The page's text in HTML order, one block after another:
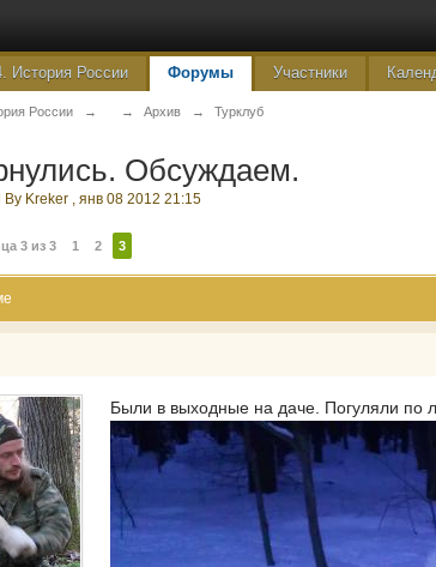
История России Форумы Участники
России → → Архив → Турклуб
Обсуждаем.
By Kreker ,янв 08 2012 21:15
3 из 3 1 2 3
Были в выходные на даче. Погуляли по